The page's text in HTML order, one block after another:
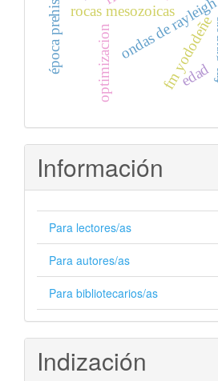
ondas de
rocas mesozoicas
fm yododeñe
edad
optimizacion
Información
Para lectores/as
Para autores/as
Para bibliotecarios/as
Indización